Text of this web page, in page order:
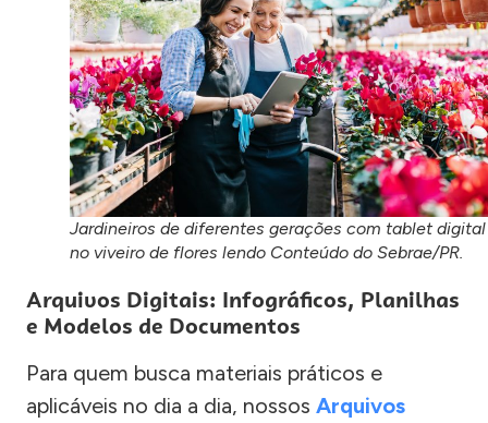
Jardineiros de diferentes gerações com tablet digital
no viveiro de flores lendo Conteúdo do Sebrae/PR.
Arquivos Digitais: Infográficos, Planilhas
e Modelos de Documentos
Para quem busca materiais práticos e
aplicáveis no dia a dia, nossos Arquivos